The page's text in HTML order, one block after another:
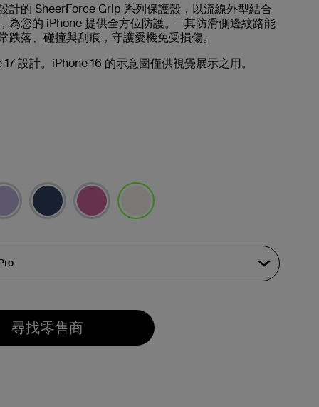
計的 SheerForce Grip 系列保護殼，以流線外型結合
為您的 iPhone 提供全方位防護。—其防滑側邊紋路能
跌落、碰撞與刮痕，守護愛機免受損傷。
設計。iPhone 16 的示意圖僅供視覺展示之用。
尋找零售商